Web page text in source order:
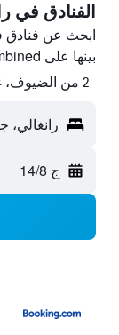
الفنادق في
ابحث عن فنادق
بينها على HotelsCombined ووفّر.
2 من الضيوف، غرفة واحدة
رانغالي،
ج 14/8